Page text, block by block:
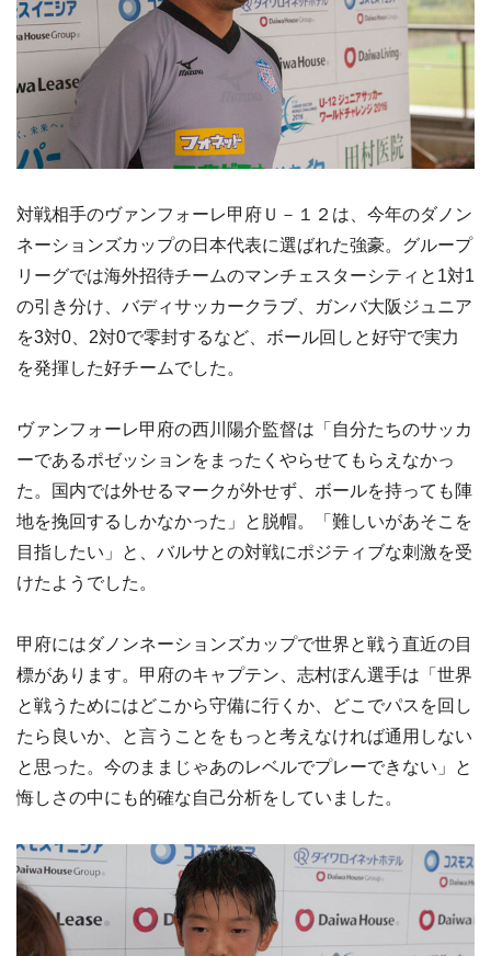
対戦相手のヴァンフォーレ甲府Ｕ－１２は、今年のダノン
ネーションズカップの日本代表に選ばれた強豪。グループ
リーグでは海外招待チームのマンチェスターシティと1対1
の引き分け、バディサッカークラブ、ガンバ大阪ジュニア
を3対0、2対0で零封するなど、ボール回しと好守で実力
を発揮した好チームでした。
ヴァンフォーレ甲府の西川陽介監督は「自分たちのサッカ
ーであるポゼッションをまったくやらせてもらえなかっ
た。国内では外せるマークが外せず、ボールを持っても陣
地を挽回するしかなかった」と脱帽。「難しいがあそこを
目指したい」と、バルサとの対戦にポジティブな刺激を受
けたようでした。
甲府にはダノンネーションズカップで世界と戦う直近の目
標があります。甲府のキャプテン、志村ぼん選手は「世界
と戦うためにはどこから守備に行くか、どこでパスを回し
たら良いか、と言うことをもっと考えなければ通用しない
と思った。今のままじゃあのレベルでプレーできない」と
悔しさの中にも的確な自己分析をしていました。